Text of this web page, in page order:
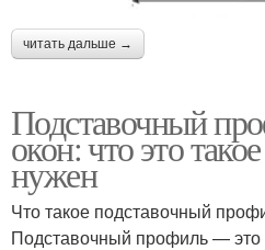
читать дальше →
Подставочный
окон: что это
нужен
Что такое подставочный
Подставочный профиль —